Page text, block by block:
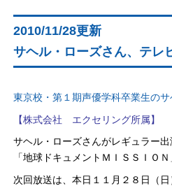
2010/11/28更新
サヘル・ローズさん、テレ
東京校・第１期声優学科卒業生のサ
【株式会社 エクセリング所属】
サヘル・ローズさんがレギュラー
「地球ドキュメントＭＩＳＳＩＯＮ
次回放送は、本日１１月２８日（日